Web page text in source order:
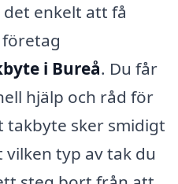
enkelt att få
i Bureå. Du får
hjälp och råd för
sker smidigt
typ av tak du